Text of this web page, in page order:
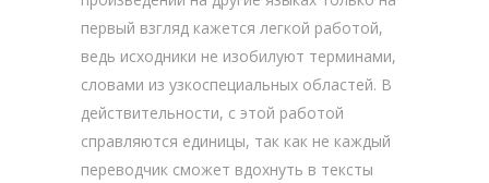
первый взгляд кажется легкой работой,
ведь исходники не изобилуют терминами,
словами из узкоспециальных областей. В
действительности, с этой работой
справляются единицы, так как не каждый
переводчик сможет вдохнуть в тексты